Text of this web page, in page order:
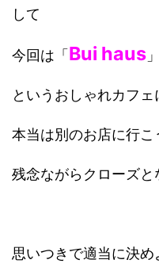
して
今回は「 Bui haus 」
というおしゃれカフ
本当は別のお店に行
残念ながらクローズ
思いつきで適当に決